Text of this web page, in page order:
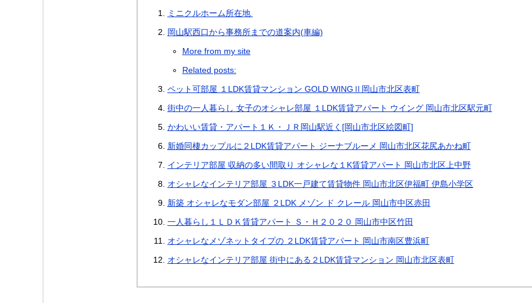
ミニクルホーム所在地
岡山駅西口から事務所までの道案内(車編)
More from my site
Related posts:
ペット可部屋 １LDK賃貸マンション GOLD WINGⅡ岡山市北区表町
街中の一人暮らし 女子のオシャレ部屋 １LDK賃貸アパート ウイング 岡山市北区駅元町
かわいい賃貸・アパート１Ｋ・ＪＲ岡山駅近く[岡山市北区絵図町]
新婚同棲カップルに２LDK賃貸アパート ジーナブルーメ 岡山市北区花尻あかね町
インテリア部屋 収納の多い間取り オシャレな１K賃貸アパート 岡山市北区上中野
オシャレなインテリア部屋 ３LDK一戸建て賃貸物件 岡山市北区伊福町 伊島小学区
新築 オシャレなモダン部屋 ２LDK メゾン ド クレール 岡山市中区赤田
一人暮らし１ＬＤＫ賃貸アパート Ｓ・Ｈ２０２０ 岡山市中区竹田
オシャレなメゾネットタイプの ２LDK賃貸アパート 岡山市南区豊浜町
オシャレなインテリア部屋 街中にある２LDK賃貸マンション 岡山市北区表町